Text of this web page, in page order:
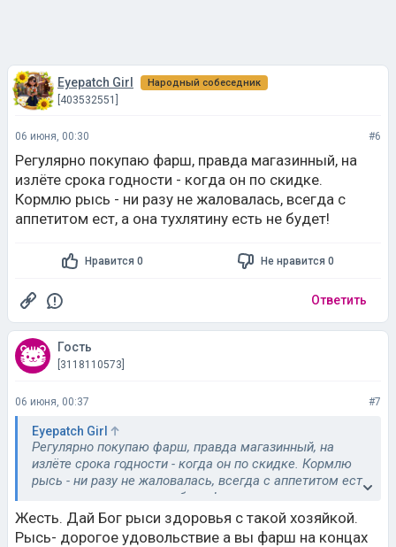
Eyepatch Girl Народный собеседник
[403532551]
06 июня, 00:30 #6
Регулярно покупаю фарш, правда магазинный, на
излёте срока годности - когда он по скидке.
Кормлю рысь - ни разу не жаловалась, всегда с
аппетитом ест, а она тухлятину есть не будет!
Нравится 0 Не нравится 0
Ответить
Гость
[3118110573]
06 июня, 00:37 #7
Eyepatch Girl
Регулярно покупаю фарш, правда магазинный, на
излёте срока годности - когда он по скидке. Кормлю
рысь - ни разу не жаловалась, всегда с аппетитом ест,
а она тухлятину есть не будет!
Жесть. Дай Бог рыси здоровья с такой хозяйкой.
Рысь- дорогое удовольствие а вы фарш на концах